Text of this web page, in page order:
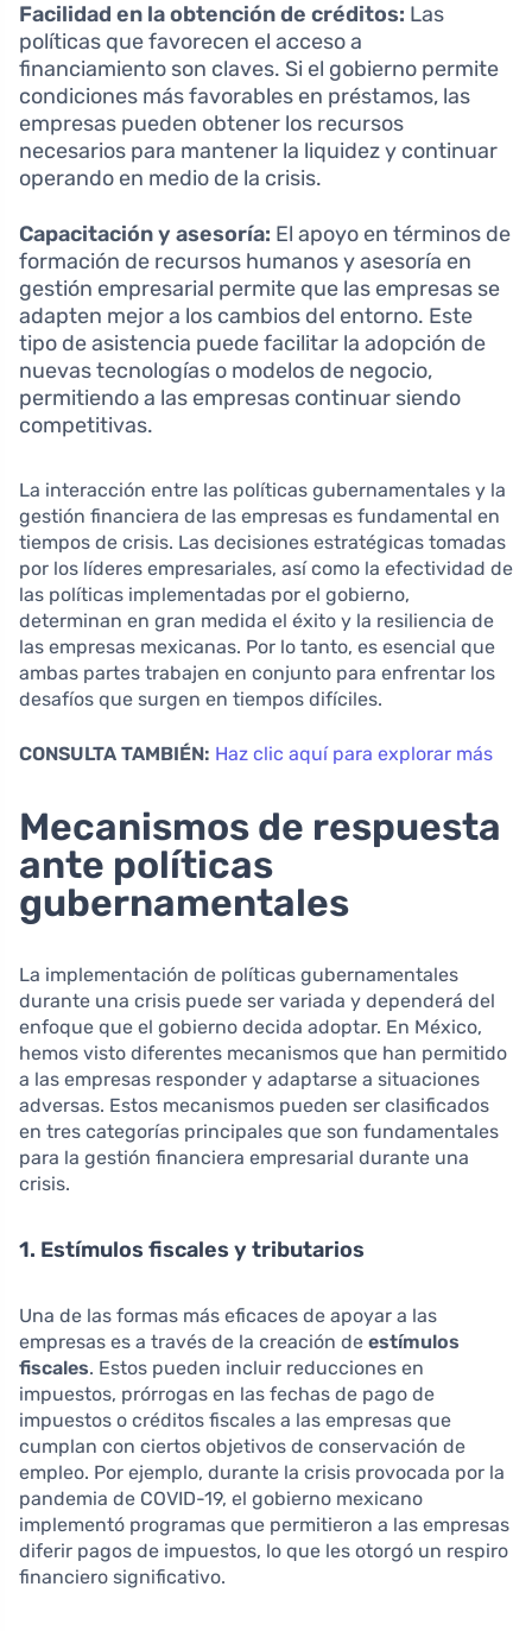
Facilidad en la obtención de créditos: Las
políticas que favorecen el acceso a
financiamiento son claves. Si el gobierno permite
condiciones más favorables en préstamos, las
empresas pueden obtener los recursos
necesarios para mantener la liquidez y continuar
operando en medio de la crisis.
Capacitación y asesoría: El apoyo en términos de
formación de recursos humanos y asesoría en
gestión empresarial permite que las empresas se
adapten mejor a los cambios del entorno. Este
tipo de asistencia puede facilitar la adopción de
nuevas tecnologías o modelos de negocio,
permitiendo a las empresas continuar siendo
competitivas.
La interacción entre las políticas gubernamentales y la
gestión financiera de las empresas es fundamental en
tiempos de crisis. Las decisiones estratégicas tomadas
por los líderes empresariales, así como la efectividad de
las políticas implementadas por el gobierno,
determinan en gran medida el éxito y la resiliencia de
las empresas mexicanas. Por lo tanto, es esencial que
ambas partes trabajen en conjunto para enfrentar los
desafíos que surgen en tiempos difíciles.
CONSULTA TAMBIÉN: Haz clic aquí para explorar más
Mecanismos de respuesta
ante políticas
gubernamentales
La implementación de políticas gubernamentales
durante una crisis puede ser variada y dependerá del
enfoque que el gobierno decida adoptar. En México,
hemos visto diferentes mecanismos que han permitido
a las empresas responder y adaptarse a situaciones
adversas. Estos mecanismos pueden ser clasificados
en tres categorías principales que son fundamentales
para la gestión financiera empresarial durante una
crisis.
1. Estímulos fiscales y tributarios
Una de las formas más eficaces de apoyar a las
empresas es a través de la creación de estímulos
fiscales. Estos pueden incluir reducciones en
impuestos, prórrogas en las fechas de pago de
impuestos o créditos fiscales a las empresas que
cumplan con ciertos objetivos de conservación de
empleo. Por ejemplo, durante la crisis provocada por la
pandemia de COVID-19, el gobierno mexicano
implementó programas que permitieron a las empresas
diferir pagos de impuestos, lo que les otorgó un respiro
financiero significativo.